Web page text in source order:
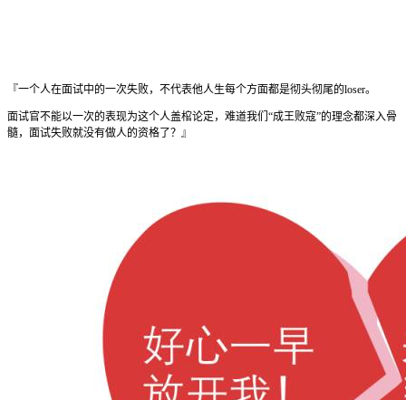
『一个人在面试中的一次失败，不代表他人生每个方面都是彻头彻尾的loser。
面试官不能以一次的表现为这个人盖棺论定，难道我们“成王败寇”的理念都深入骨
髓，面试失败就没有做人的资格了？』